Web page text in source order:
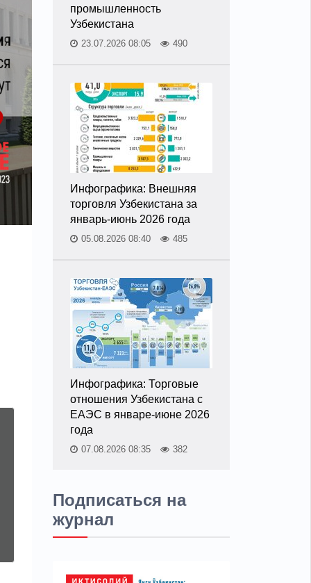
промышленность
Узбекистана
23.07.2026 08:05 490
Инфографика: Внешняя
торговля Узбекистана за
январь-июнь 2026 года
05.08.2026 08:40 485
Инфографика: Торговые
отношения Узбекистана с
ЕАЭС в январе-июне 2026
года
07.08.2026 08:35 382
Подписаться на
журнал